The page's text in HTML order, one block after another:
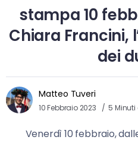
stampa 10
Chiara Francini,
dei
Matteo Tuveri
10 Febbraio 2023 5 Minuti
Venerdì 10 febbraio,